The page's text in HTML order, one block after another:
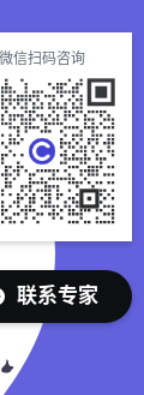
微信扫码咨询
联系专家